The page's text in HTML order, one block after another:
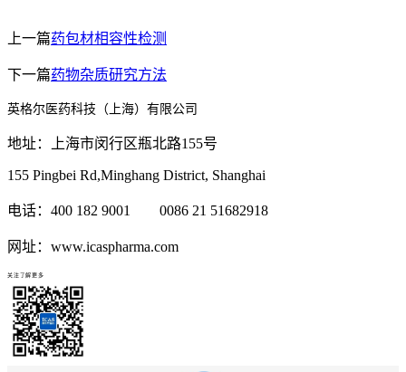
上一篇药包材相容性检测
下一篇药物杂质研究方法
英格尔医药科技（上海）有限公司
地址：上海市闵行区瓶北路155号
155 Pingbei Rd,Minghang District, Shanghai
电话：400 182 9001 0086 21 51682918
网址：www.icaspharma.com
关注了解更多